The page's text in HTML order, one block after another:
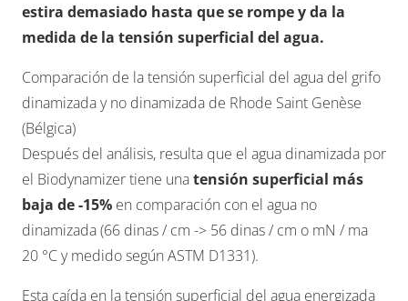
estira demasiado hasta que se rompe y da la
medida de la tensión superficial del agua.
Comparación de la tensión superficial del agua del grifo
dinamizada y no dinamizada de Rhode Saint Genèse
(Bélgica)
Después del análisis, resulta que el agua dinamizada por
el Biodynamizer tiene unatensión superficial más
baja de -15% en comparación con el agua no
dinamizada (66 dinas / cm -> 56 dinas / cm o mN / ma
20 °C y medido según ASTM D1331).
Esta caída en la tensión superficial del agua energizada